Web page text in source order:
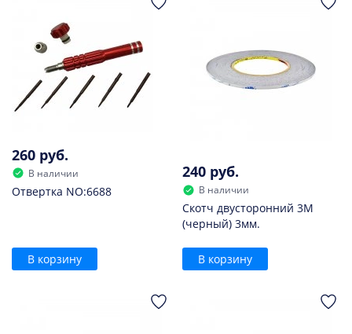
260 руб.
В наличии
Отвертка NO:6688
В корзину
240 руб.
В наличии
Скотч двусторонний 3M
(черный) 3мм.
В корзину